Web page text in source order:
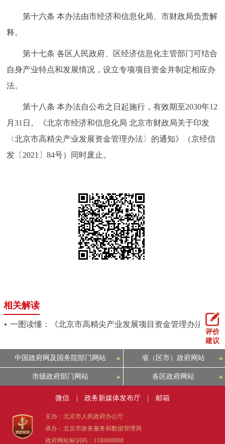
第十六条 本办法由市经济和信息化局、市财政局负责解
释。
第十七条 各区人民政府、区经济信息化主管部门可结合
自身产业特点和发展情况，设立专项项目资金并制定相应办
法。
第十八条 本办法自公布之日起施行，有效期至2030年12
月31日。《北京市经济和信息化局 北京市财政局关于印发
〈北京市高精尖产业发展资金管理办法〉的通知》（京经信
发〔2021〕84号）同时废止。
相关解读
一图读懂：《北京市高精尖产业发展项目资金管理办法》
评价
建议
中国政府网及国务院部门网站 省（区市）政府网站
市级政府部门网站 各区政府网站
微信 政务新媒体发布厅 邮箱
主办：北京市人民政府办公厅
承办：北京市政务服务和数据管理局
政府网站标识码：1100000088